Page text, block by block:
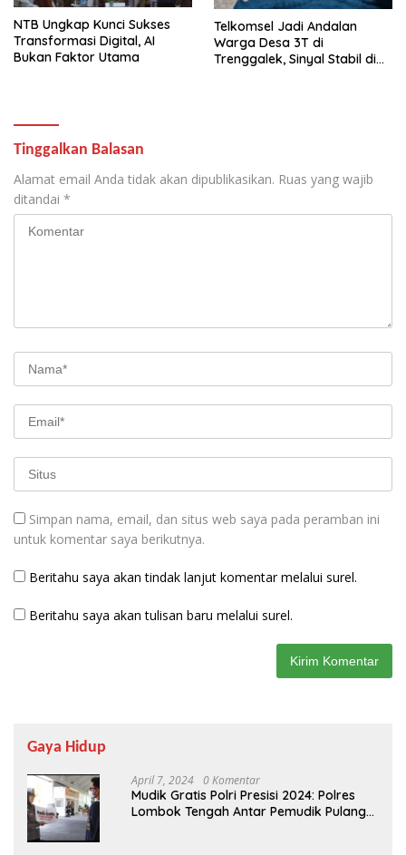
NTB Ungkap Kunci Sukses
Transformasi Digital, AI
Bukan Faktor Utama
Telkomsel Jadi Andalan
Warga Desa 3T di
Trenggalek, Sinyal Stabil di
Tinggalkan Balasan
Alamat email Anda tidak akan dipublikasikan. Ruas yang wajib
ditandai *
Simpan nama, email, dan situs web saya pada peramban ini
untuk komentar saya berikutnya.
Beritahu saya akan tindak lanjut komentar melalui surel.
Beritahu saya akan tulisan baru melalui surel.
Gaya Hidup
April 7, 2024 0 Komentar
Mudik Gratis Polri Presisi 2024: Polres
Lombok Tengah Antar Pemudik Pulang